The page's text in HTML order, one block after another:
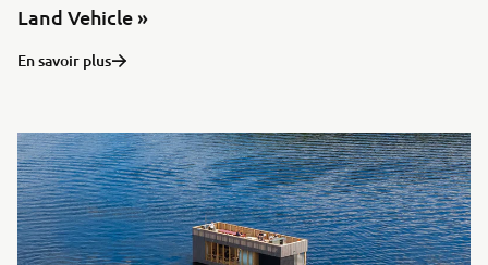
Land Vehicle »
En savoir plus